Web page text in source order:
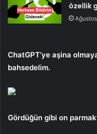
özellik
ChatGPT’ye aşina
bahsedelim.
Gördüğün gibi on